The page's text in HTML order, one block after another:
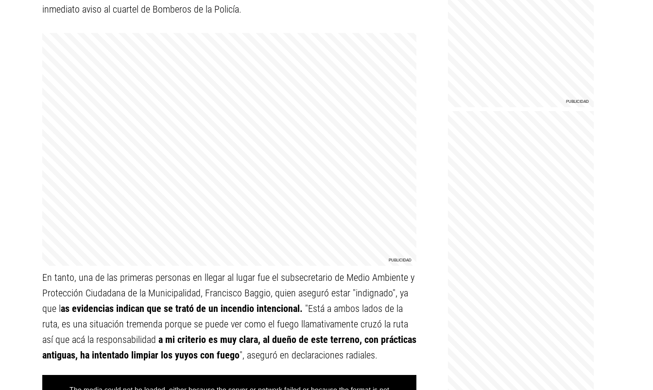
inmediato aviso al cuartel de Bomberos de la Policía.
En tanto, una de las primeras personas en llegar al lugar fue el subsecretario de Medio Ambiente y
Protección Ciudadana de la Municipalidad, Francisco Baggio, quien aseguró estar "indignado", ya
que las evidencias indican que se trató de un incendio intencional. "Está a ambos lados de la
ruta, es una situación tremenda porque se puede ver como el fuego llamativamente cruzó la ruta
así que acá la responsabilidad a mi criterio es muy clara, al dueño de este terreno, con prácticas
antiguas, ha intentado limpiar los yuyos con fuego", aseguró en declaraciones radiales.